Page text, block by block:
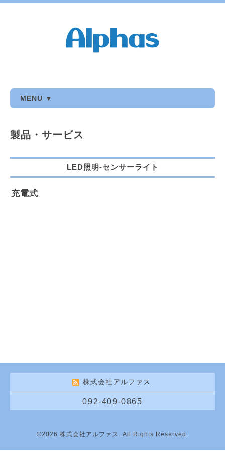
MENU ▼
製品・サービス
LED照明-センサーライト
充電式
株式会社アルファス
092-409-0865
©2026 株式会社アルファス . All Rights Reserved.